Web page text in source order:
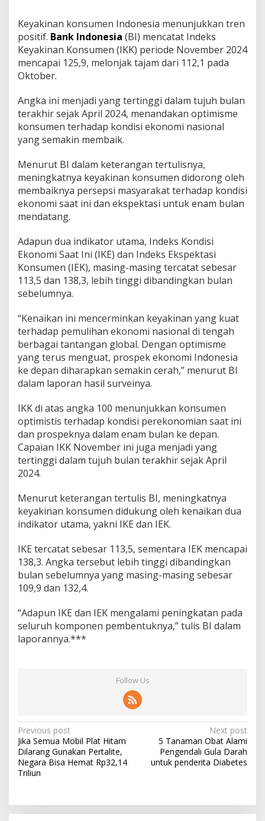
Keyakinan konsumen Indonesia menunjukkan tren
positif. Bank Indonesia (BI) mencatat Indeks
Keyakinan Konsumen (IKK) periode November 2024
mencapai 125,9, melonjak tajam dari 112,1 pada
Oktober.
Angka ini menjadi yang tertinggi dalam tujuh bulan
terakhir sejak April 2024, menandakan optimisme
konsumen terhadap kondisi ekonomi nasional
yang semakin membaik.
Menurut BI dalam keterangan tertulisnya,
meningkatnya keyakinan konsumen didorong oleh
membaiknya persepsi masyarakat terhadap kondisi
ekonomi saat ini dan ekspektasi untuk enam bulan
mendatang.
Adapun dua indikator utama, Indeks Kondisi
Ekonomi Saat Ini (IKE) dan Indeks Ekspektasi
Konsumen (IEK), masing-masing tercatat sebesar
113,5 dan 138,3, lebih tinggi dibandingkan bulan
sebelumnya.
“Kenaikan ini mencerminkan keyakinan yang kuat
terhadap pemulihan ekonomi nasional di tengah
berbagai tantangan global. Dengan optimisme
yang terus menguat, prospek ekonomi Indonesia
ke depan diharapkan semakin cerah,” menurut BI
dalam laporan hasil surveinya.
IKK di atas angka 100 menunjukkan konsumen
optimistis terhadap kondisi perekonomian saat ini
dan prospeknya dalam enam bulan ke depan.
Capaian IKK November ini juga menjadi yang
tertinggi dalam tujuh bulan terakhir sejak April
2024.
Menurut keterangan tertulis BI, meningkatnya
keyakinan konsumen didukung oleh kenaikan dua
indikator utama, yakni IKE dan IEK.
IKE tercatat sebesar 113,5, sementara IEK mencapai
138,3. Angka tersebut lebih tinggi dibandingkan
bulan sebelumnya yang masing-masing sebesar
109,9 dan 132,4.
“Adapun IKE dan IEK mengalami peningkatan pada
seluruh komponen pembentuknya,” tulis BI dalam
laporannya.***
Follow Us
Post
navigation
Previous post
Jika Semua Mobil Plat Hitam
Dilarang Gunakan Pertalite,
Negara Bisa Hemat Rp32,14
Triliun
Next post
5 Tanaman Obat Alami
Pengendali Gula Darah
untuk penderita Diabetes